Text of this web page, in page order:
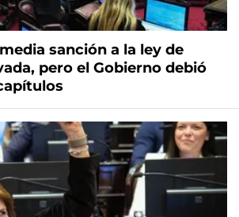
sanción a la ley de
pero el Gobierno debió